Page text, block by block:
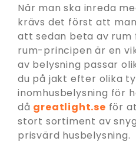
När man ska inreda
krävs det först att
att sedan beta av rum
rum-principen är en
av belysning passar
du på jakt efter olika
inomhusbelysning för
då greatlight.se för
stort sortiment av
prisvärd husbelysning.